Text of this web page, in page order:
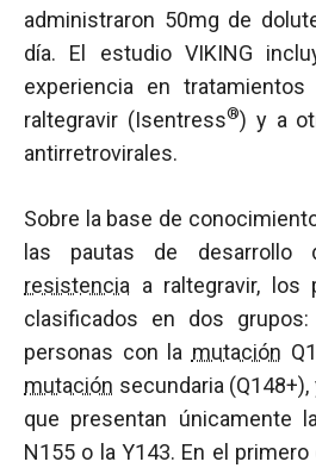
administraron 50mg de
día. El estudio VIKING
experiencia en
raltegravir (Isentress®) y a
antirretrovirales.
Sobre la base de
las pautas de desarrollo
resistencia a raltegravir, los
clasificados en dos
personas con la mutación
mutación secundaria
que presentan únicamente la
N155 o la Y143. En el